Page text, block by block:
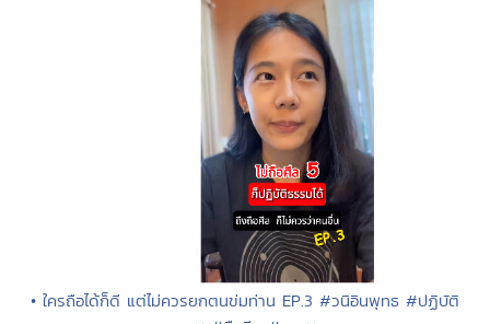
• ใครถือได้ก็ดี แต่ไม่ควรยกตนข่มท่าน EP.3 #วนิอินพุทธ #ปฏิบัติ